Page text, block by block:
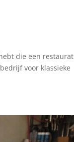
die een
voor klassieke